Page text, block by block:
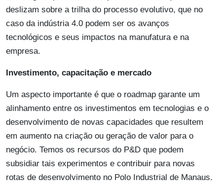
deslizam sobre a trilha do processo evolutivo, que no
caso da indústria 4.0 podem ser os avanços
tecnológicos e seus impactos na manufatura e na
empresa.
Investimento, capacitação e mercado
Um aspecto importante é que o roadmap garante um
alinhamento entre os investimentos em tecnologias e o
desenvolvimento de novas capacidades que resultem
em aumento na criação ou geração de valor para o
negócio. Temos os recursos do P&D que podem
subsidiar tais experimentos e contribuir para novas
rotas de desenvolvimento no Polo Industrial de Manaus.